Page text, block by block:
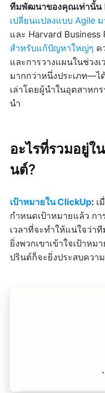
ทีมพัฒนาของคุณเท่านั้น
เปลี่ยนแปลงแบบ Agile
และ Harvard Business
สำหรับแก้ปัญหาใหญ่ๆ ค
และการวางแผนในช่วง
มากกว่าหนึ่งประเภท—ไ
เล่าโดยผู้นำในอุตสาหก
นำ
อะไรที่รวมอยู่ใ
นต์?
เป้าหมายใน ClickUp: เ
กำหนดเป้าหมายแล้ว ก
เวลาที่จะทำให้แน่ใจว่า
ยิ่งพวกเขาเข้าใจเป้าหม
ปรินต์ก็จะยิ่งประสบควา